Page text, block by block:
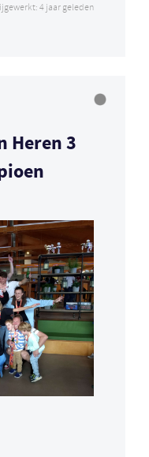
4 jaar geleden
Heren 3